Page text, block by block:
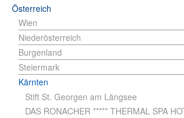
Österreich
Wien
Niederösterreich
Burgenland
Steiermark
Kärnten
Stift St. Georgen am Längsee
DAS RONACHER ***** THERMAL SPA